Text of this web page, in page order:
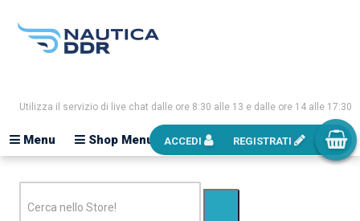
Utilizza il servizio di live chat dalle ore 8:30 alle 13 e dalle ore 14 alle 17:30
Shop Menu
Menu ACCEDI REGISTRATI